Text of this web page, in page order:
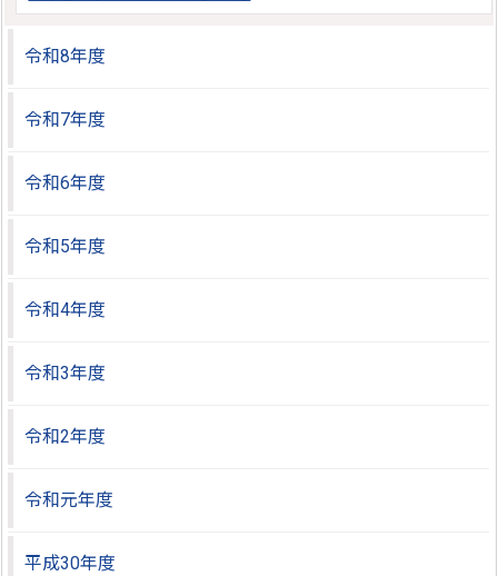
令和8年度
令和7年度
令和6年度
令和5年度
令和4年度
令和3年度
令和2年度
令和元年度
平成30年度